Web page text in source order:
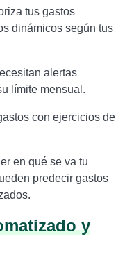
tus gastos
dinámicos según tus
alertas
límite mensual.
con ejercicios de
en qué se va tu
predecir gastos
y